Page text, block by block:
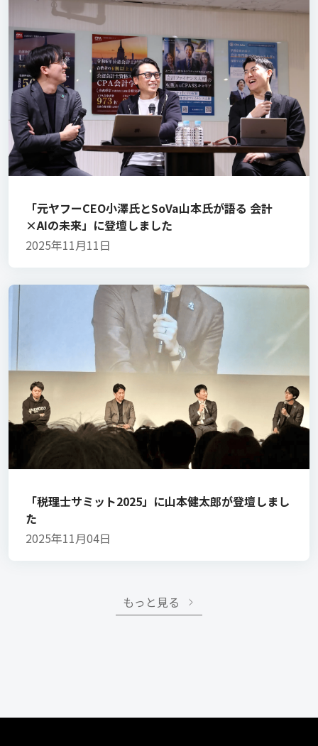
「元ヤフーCEO小澤氏とSoVa山本氏が語る 会計
×AIの未来」に登壇しました
2025年11月11日
「税理士サミット2025」に山本健太郎が登壇しまし
た
2025年11月04日
もっと見る